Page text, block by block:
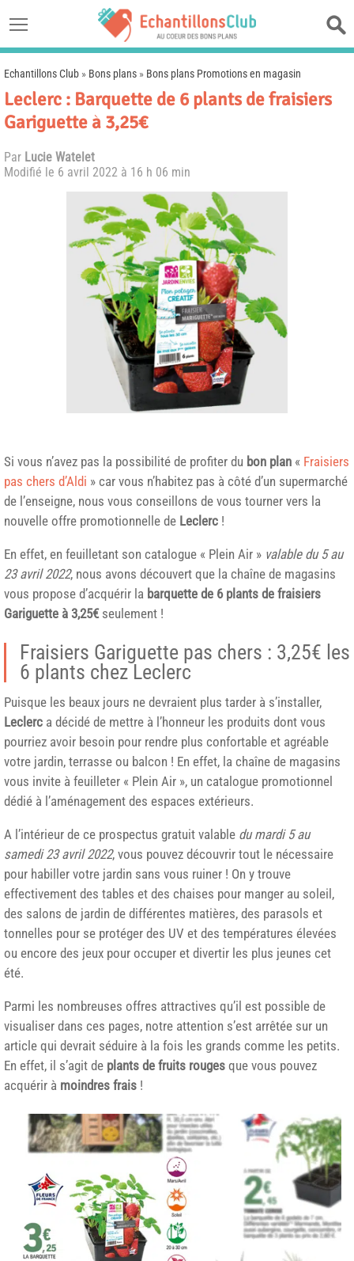
Echantillons Club » Bons plans » Bons plans Promotions en magasin
Leclerc : Barquette de 6 plants de fraisiers
Gariguette à 3,25€
Par Lucie Watelet
Modifié le 6 avril 2022 à 16 h 06 min
Si vous n’avez pas la possibilité de profiter du bon plan « Fraisiers
pas chers d’Aldi » car vous n’habitez pas à côté d’un supermarché
de l’enseigne, nous vous conseillons de vous tourner vers la
nouvelle offre promotionnelle de Leclerc !
En effet, en feuilletant son catalogue « Plein Air » valable du 5 au
23 avril 2022, nous avons découvert que la chaîne de magasins
vous propose d’acquérir la barquette de 6 plants de fraisiers
Gariguette à 3,25€ seulement !
Fraisiers Gariguette pas chers : 3,25€ les
6 plants chez Leclerc
Puisque les beaux jours ne devraient plus tarder à s’installer,
Leclerc a décidé de mettre à l’honneur les produits dont vous
pourriez avoir besoin pour rendre plus confortable et agréable
votre jardin, terrasse ou balcon ! En effet, la chaîne de magasins
vous invite à feuilleter « Plein Air », un catalogue promotionnel
dédié à l’aménagement des espaces extérieurs.
A l’intérieur de ce prospectus gratuit valable du mardi 5 au
samedi 23 avril 2022, vous pouvez découvrir tout le nécessaire
pour habiller votre jardin sans vous ruiner ! On y trouve
effectivement des tables et des chaises pour manger au soleil,
des salons de jardin de différentes matières, des parasols et
tonnelles pour se protéger des UV et des températures élevées
ou encore des jeux pour occuper et divertir les plus jeunes cet
été.
Parmi les nombreuses offres attractives qu’il est possible de
visualiser dans ces pages, notre attention s’est arrêtée sur un
article qui devrait séduire à la fois les grands comme les petits.
En effet, il s’agit de plants de fruits rouges que vous pouvez
acquérir à moindres frais !